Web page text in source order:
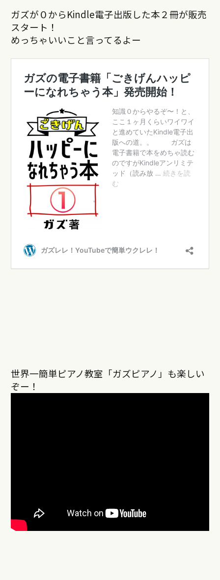
ガズが０からKindle電子出版した本２冊が販売
スタート！
めっちゃいいこと言ってるよー
世界一簡単ピアノ教室「ガズピアノ」も楽しい
ぞー！